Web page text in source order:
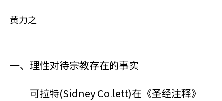
黄力之
一、理性对待宗教存在的事实
可拉特(Sidney Collett)在《圣经注释》